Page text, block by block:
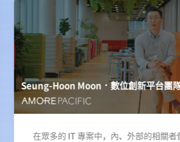
Seung-Hoon Moon 數位創新平台團
在眾多的 IT 專案中，內、外部的相關者